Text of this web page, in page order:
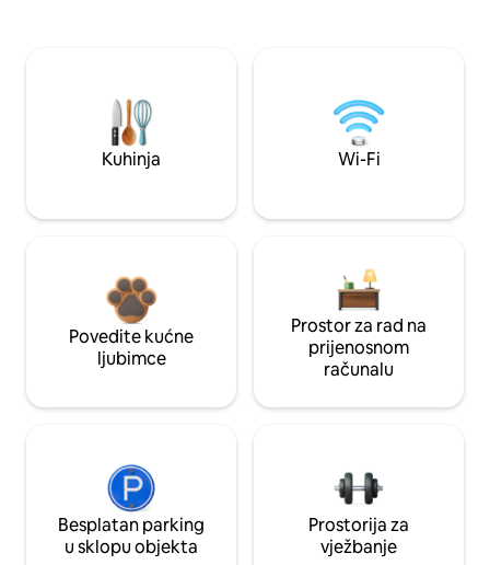
Kuhinja Wi-Fi
Povedite kućne
ljubimce
Prostor za rad na
prijenosnom
računalu
Besplatan parking
u sklopu objekta
Prostorija za
vježbanje